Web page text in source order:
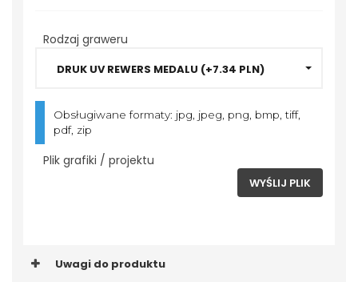
PODZIĘKOWANIA
STATUETKI SZKLANE
FIGURKI SPORTOWE
EMBLEMATY
PROMOCJE
Rodzaj graweru
DRUK UV REWERS MEDALU (+7.34 PLN)
Obsługiwane formaty: jpg, jpeg, png, bmp, tiff,
pdf, zip
Plik grafiki / projektu
WYŚLIJ PLIK
Uwagi do produktu